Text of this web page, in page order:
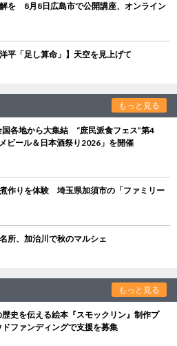
を 8月8日広島市で公開講座、オンライン
平「足し算命」】天空を見上げて
もっと見る
国各地から大集結 “庶民派食フェス”第4
ビール＆日本酒祭り2026」を開催
作りを体験 埼玉県加須市の「ファミリー
所、加治川で秋のマルシェ
もっと見る
史を伝える絵本『スモックリン』制作プ
ファンディングで支援を募集